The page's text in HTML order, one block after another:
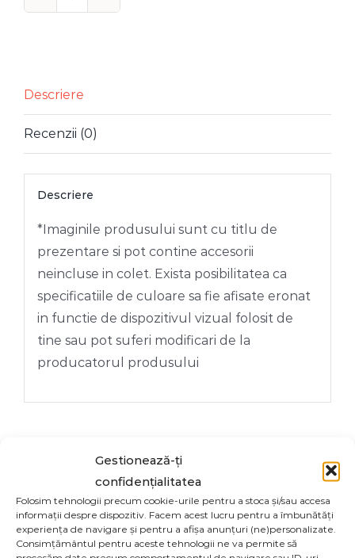
Gestionează-ți
confidențialitatea
Folosim tehnologii precum cookie-urile pentru a stoca și/sau accesa
informații despre dispozitiv. Facem acest lucru pentru a îmbunătăți
experiența de navigare și pentru a afișa anunțuri (ne)personalizate.
Consimțământul pentru aceste tehnologii ne va permite să
MERRY
CHRISTMAS
45
Descriere
Recenzii (0)
Descriere
*Imaginile produsului sunt cu titlu de
prezentare si pot contine accesorii
neincluse in colet. Exista posibilitatea ca
specificatiile de culoare sa fie afisate eronat
in functie de dispozitivul vizual folosit de
tine sau pot suferi modificari de la
producatorul produsului
Share On
Facebook
Product
Email This